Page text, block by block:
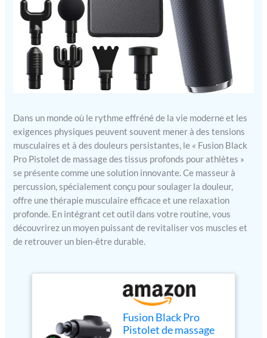
Dans un monde où le rythme effréné de la vie moderne et les
exigences physiques peuvent souvent mener à des tensions
musculaires et à des douleurs persistantes, le « Fusion Black
Pro Pistolet de massage des tissus profonds pour athlètes »
se présente comme une solution innovante. Ce masseur à
percussion, spécialement conçu pour soulager la douleur,
offre une thérapie musculaire efficace et une relaxation
profonde. En intégrant cet outil dans votre routine, vous
découvrirez un moyen puissant de revitaliser vos muscles et
de retrouver un bien-être durable.
Fusion Black Pro
Pistolet de massage